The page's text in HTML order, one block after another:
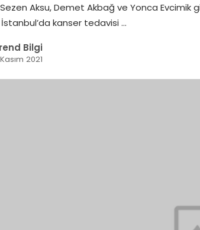
Aksu, Demet Akbağ ve Yonca Evcimik
kanser tedavisi …
Bilgi
Kasım 2021